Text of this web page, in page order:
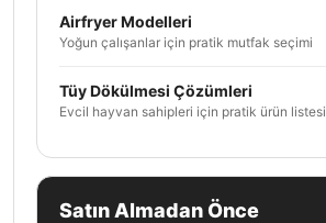
Airfryer Modelleri
Yoğun çalışanlar için pratik mutfak seçimi
Tüy Dökülmesi Çözümleri
Evcil hayvan sahipleri için pratik ürün listesi
Satın Almadan Önce